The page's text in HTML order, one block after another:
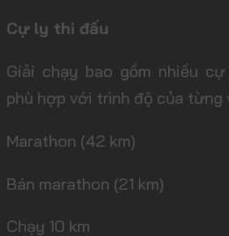
Cự ly thi đấu
Giải chạy bao gồm nhiều
phù hợp với trình độ của từng
Marathon (42 km)
Bán marathon (21 km)
Chạy 10 km